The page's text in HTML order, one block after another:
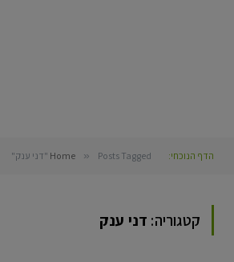
הדף הנוכחי: Home » Posts Tagged "דני ענק"
קטגוריה: דני ענק